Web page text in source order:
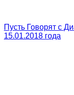
Пусть Говорят с
15.01.2018 года